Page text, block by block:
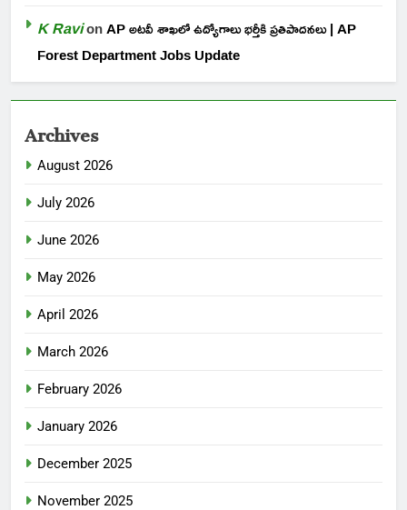
K RavionAP అటవీ శాఖలో ఉద్యోగాలు భర్తీకి ప్రతిపాదనలు | AP
Forest Department Jobs Update
Archives
August 2026
July 2026
June 2026
May 2026
April 2026
March 2026
February 2026
January 2026
December 2025
November 2025